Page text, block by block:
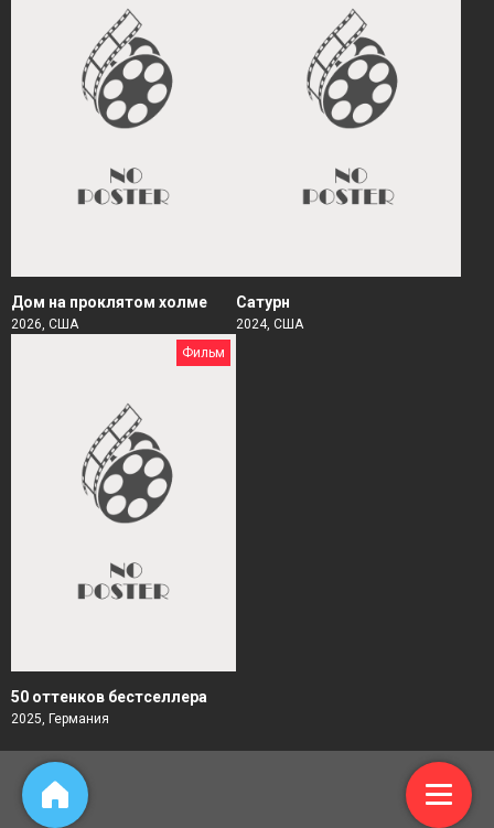
Дом на проклятом холме
2026, США
Сатурн
2024, США
Фильм
50 оттенков бестселлера
2025, Германия